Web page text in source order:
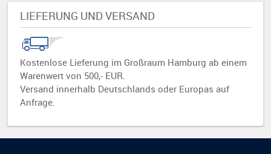
LIEFERUNG UND VERSAND
Kostenlose Lieferung im Großraum Hamburg ab einem
Warenwert von 500,- EUR.
Versand innerhalb Deutschlands oder Europas auf
Anfrage.